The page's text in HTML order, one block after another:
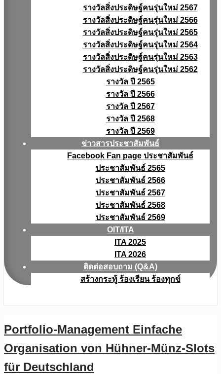
รางวัลสิ่งประดิษฐ์คนรุ่นใหม่ 2567
รางวัลสิ่งประดิษฐ์คนรุ่นใหม่ 2566
รางวัลสิ่งประดิษฐ์คนรุ่นใหม่ 2565
รางวัลสิ่งประดิษฐ์คนรุ่นใหม่ 2564
รางวัลสิ่งประดิษฐ์คนรุ่นใหม่ 2563
รางวัลสิ่งประดิษฐ์คนรุ่นใหม่ 2562
รางวัล ปี 2565
รางวัล ปี 2566
รางวัล ปี 2567
รางวัล ปี 2568
รางวัล ปี 2569
ข่าวสารประชาสัมพันธ์
Facebook Fan page ประชาสัมพันธ์
ประชาสัมพันธ์ 2565
ประชาสัมพันธ์ 2566
ประชาสัมพันธ์ 2567
ประชาสัมพันธ์ 2568
ประชาสัมพันธ์ 2569
OIT/ITA
ITA 2025
ITA 2026
ติดต่อสอบถาม (Q&A)
สร้างกระทู้ ร้องเรียน ร้องทุกข์
Portfolio-Management Einfache
Organisation von Hühner-Münz-Slots
für Deutschland